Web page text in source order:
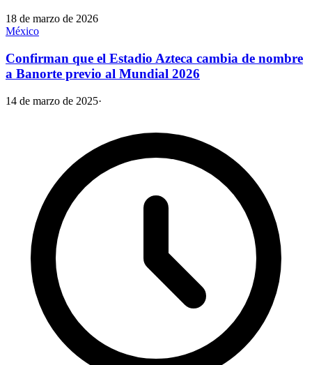
18 de marzo de 2026
México
Confirman que el Estadio Azteca cambia de nombre
a Banorte previo al Mundial 2026
14 de marzo de 2025·